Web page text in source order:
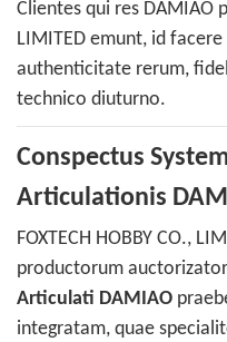
Clientes qui res DAMIAO
LIMITED emunt, id
authenticitate rerum,
technico diuturno.
Conspectus
Articulationis
FOXTECH HOBBY CO.,
productorum
Articulati DAMIAO
integratam, quae